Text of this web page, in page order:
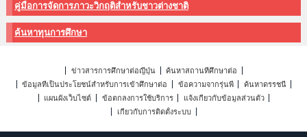
คู่มือการจัดการภาวะวิกฤติสำหรับชาวต่างชาติ
ค้นหาทุนการศึกษา
ข่าวสารการศึกษาต่อญี่ปุ่น
ค้นหาสถานที่ศึกษาต่อ
ข้อมูลที่เป็นประโยชน์สำหรับการเข้าศึกษาต่อ
ข้อความจากรุ่นพี่
ค้นหาดรรชนี
แผนผังเว็บไซต์
ข้อตกลงการใช้บริการ
แจ้งเกี่ยวกับข้อมูลส่วนตัว
เกี่ยวกับการติดตั้งระบบ